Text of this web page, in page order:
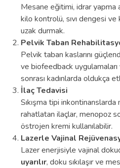
Mesane eğitimi, idrar yapma
kilo kontrolü, sıvı dengesi ve
uzak durmak.
Pelvik Taban
Pelvik taban kaslarını
ve biofeedback uygulamaları
sonrası kadınlarda oldukça
İlaç Tedavisi
Sıkışma tipi inkontinanslarda
rahatlatan ilaçlar, menopoz
östrojen kremi kullanılabilir.
Lazerle Vajinal
Lazer enerjisiyle vajinal
uyarılır, doku sıkılaşır ve